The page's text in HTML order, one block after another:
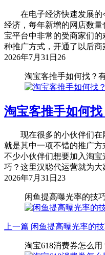
在电子经济快速发展的
经济，每年新增的网店数
宝平台中非常的受商家们
种推广方式，开通了以后商
2026年7月31日 26
淘宝客推手如何找？
淘宝客推手如何
现在很多的小伙伴们在
就是其中一项不错的推广
不少小伙伴们想要加入淘
巧？这里汉聪代运营就为
2026年7月31日 23
闲鱼提高曝光率的技
上一篇 闲鱼提高曝光率的
淘宝618消费券怎么用